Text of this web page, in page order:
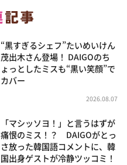
“黒すぎるシェフ”たいめいけん
茂出木さん登場！ DAIGOのち
ょっとしたミスも“黒い笑顔”で
カバー
2026.08.07
「マシッソヨ！」と言うはずが
痛恨のミス！？ DAIGOがとっ
さ放った韓国語コメントに、韓
国出身ゲストが冷静ツッコミ！